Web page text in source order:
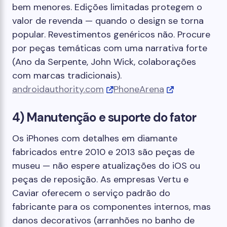
bem menores. Edições limitadas protegem o
valor de revenda — quando o design se torna
popular. Revestimentos genéricos não. Procure
por peças temáticas com uma narrativa forte
(Ano da Serpente, John Wick, colaborações
com marcas tradicionais).
androidauthority.com
PhoneArena
4) Manutenção e suporte do fator
Os iPhones com detalhes em diamante
fabricados entre 2010 e 2013 são peças de
museu — não espere atualizações do iOS ou
peças de reposição. As empresas Vertu e
Caviar oferecem o serviço padrão do
fabricante para os componentes internos, mas
danos decorativos (arranhões no banho de